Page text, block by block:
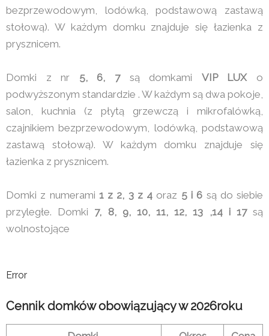
bezprzewodowym, lodówką, podstawową zastawą
stołową). W każdym domku znajduje się łazienka z
prysznicem.
Domki z nr 5, 6, 7są domkami VIP LUXo
podwyższonym standardzie . W każdym są dwa pokoje,
salon, kuchnia (z płytą grzewczą i mikrofalówką,
czajnikiem bezprzewodowym, lodówką, podstawową
zastawą stołową). W każdym domku znajduje się
łazienka z prysznicem.
Domki z numerami 1 z 2, 3 z 4 oraz 5 i 6 są do siebie
przyległe. Domki 7, 8, 9, 10, 11, 12, 13 ,14 i 17są
wolnostojące
Error
Cennik domków obowiązujący w 2026roku